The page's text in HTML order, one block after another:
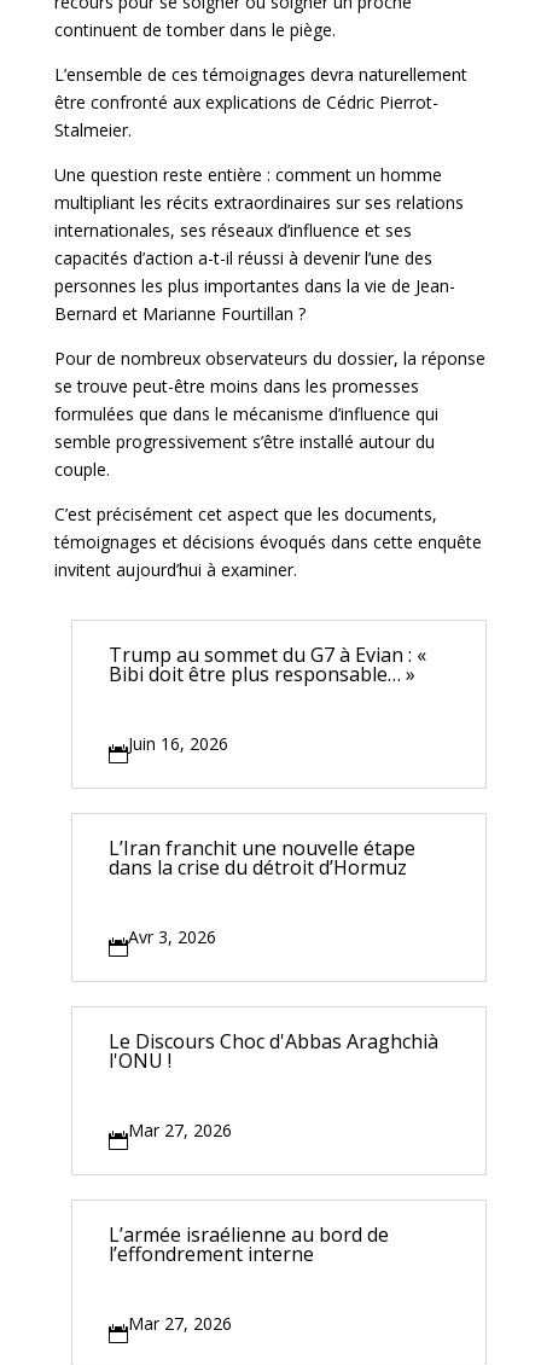
continuent de tomber dans le piège.
L’ensemble de ces témoignages devra naturellement
être confronté aux explications de Cédric Pierrot-
Stalmeier.
Une question reste entière : comment un homme
multipliant les récits extraordinaires sur ses relations
internationales, ses réseaux d’influence et ses
capacités d’action a-t-il réussi à devenir l’une des
personnes les plus importantes dans la vie de Jean-
Bernard et Marianne Fourtillan ?
Pour de nombreux observateurs du dossier, la réponse
se trouve peut-être moins dans les promesses
formulées que dans le mécanisme d’influence qui
semble progressivement s’être installé autour du
couple.
C’est précisément cet aspect que les documents,
témoignages et décisions évoqués dans cette enquête
invitent aujourd’hui à examiner.
Trump au sommet du G7 à Evian : «
Bibi doit être plus responsable… »
Juin 16, 2026
L’Iran franchit une nouvelle étape
dans la crise du détroit d’Hormuz
Avr 3, 2026
Le Discours Choc d'Abbas Araghchià
l'ONU !
Mar 27, 2026
L’armée israélienne au bord de
l’effondrement interne
Mar 27, 2026